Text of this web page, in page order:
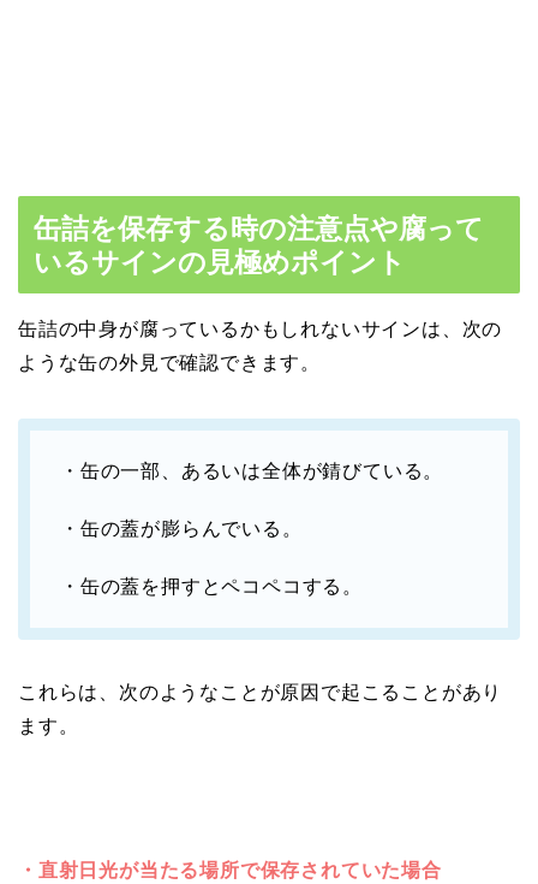
缶詰を保存する時の注意点や腐って
いるサインの見極めポイント
缶詰の中身が腐っているかもしれないサインは、次の
ような缶の外見で確認できます。
・缶の一部、あるいは全体が錆びている。
・缶の蓋が膨らんでいる。
・缶の蓋を押すとペコペコする。
これらは、次のようなことが原因で起こることがあり
ます。
・直射日光が当たる場所で保存されていた場合